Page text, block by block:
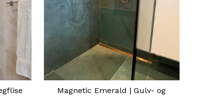
Pris, lav til høj
Pris, høj til lav
Dato, ældre til nyere
Dato, nyere til ældre
Magnetic Emerald | Gulv- og